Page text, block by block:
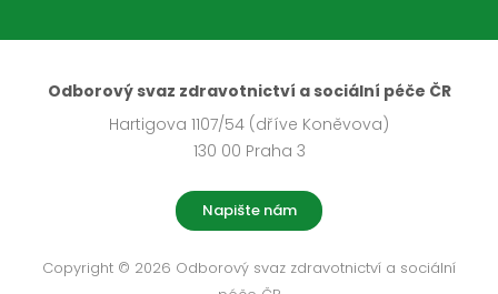
Odborový svaz zdravotnictví a sociální péče ČR
Hartigova 1107/54 (dříve Koněvova)
130 00 Praha 3
Napište nám
Copyright © 2026 Odborový svaz zdravotnictví a sociální